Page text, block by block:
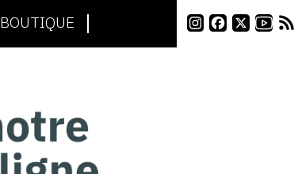
BOUTIQUE